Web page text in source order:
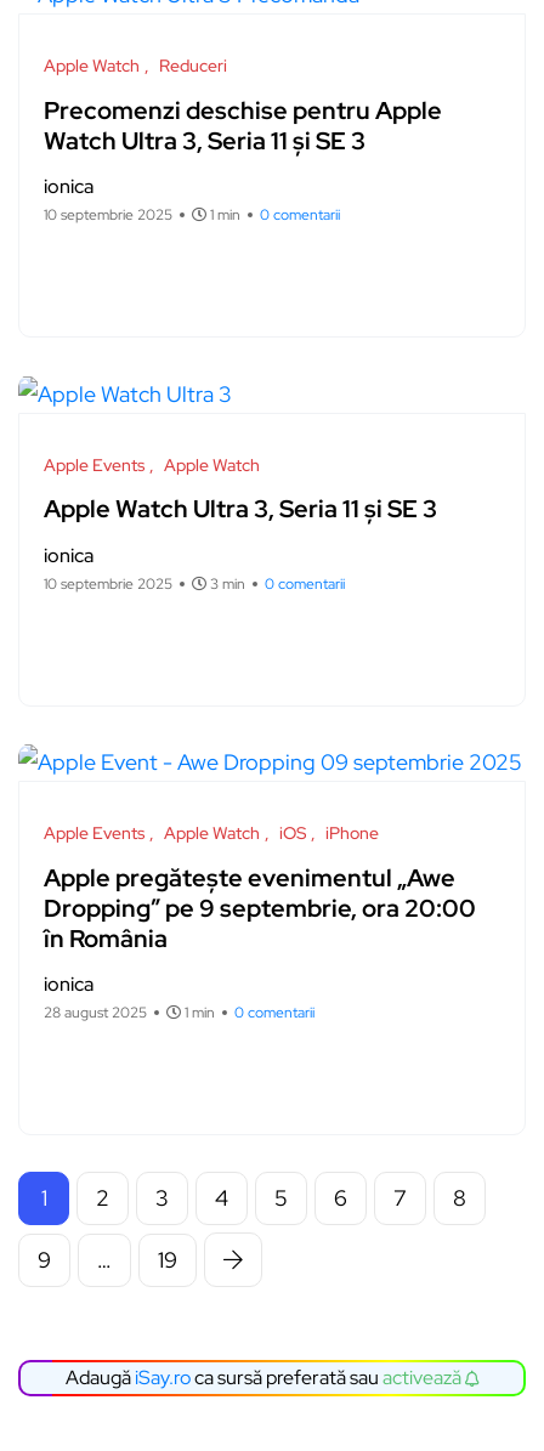
Apple Watch Reduceri
Precomenzi deschise pentru Apple
Watch Ultra 3, Seria 11 și SE 3
ionica
10 septembrie 2025 1 min 0 comentarii
Apple Events Apple Watch
Apple Watch Ultra 3, Seria 11 și SE 3
ionica
10 septembrie 2025 3 min 0 comentarii
Apple Events Apple Watch iOS iPhone
Apple pregătește evenimentul „Awe
Dropping” pe 9 septembrie, ora 20:00
în România
ionica
28 august 2025 1 min 0 comentarii
1 2 3 4 5 6 7 8
9 … 19
AdaugăiSay.roca sursă preferată sauactivează